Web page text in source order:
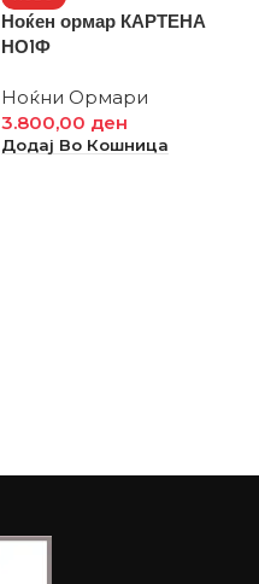
Ноќен ормар КАРТЕНА
НО1Ф
Ноќни Ормари
3.800,00 ден
Додај Во Кошница